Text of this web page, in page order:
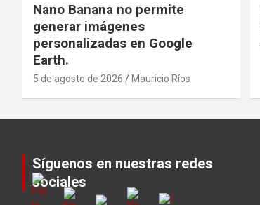
Nano Banana no permite
generar imágenes
personalizadas en Google
Earth.
5 de agosto de 2026 Mauricio Ríos
Síguenos en nuestras redes
sociales